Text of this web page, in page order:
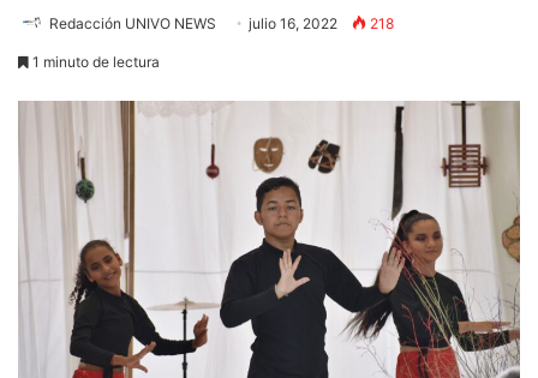
Redacción UNIVO NEWS julio 16, 2022 218
1 minuto de lectura